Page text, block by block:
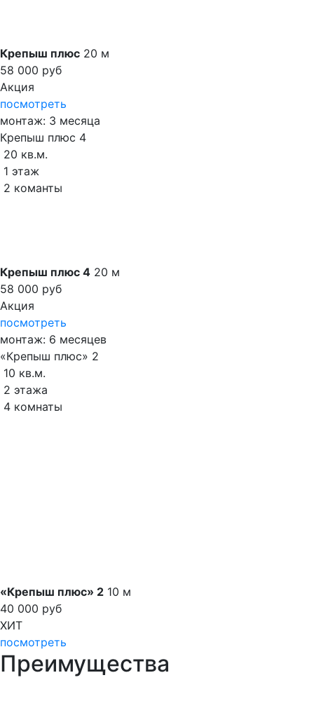
Крепыш плюс 20 м
58 000 руб
Акция
посмотреть
монтаж: 3 месяца
Крепыш плюс 4
20 кв.м.
1 этаж
2 команты
Крепыш плюс 4 20 м
58 000 руб
Акция
посмотреть
монтаж: 6 месяцев
«Крепыш плюс» 2
10 кв.м.
2 этажа
4 комнаты
«Крепыш плюс» 2 10 м
40 000 руб
ХИТ
посмотреть
Преимущества